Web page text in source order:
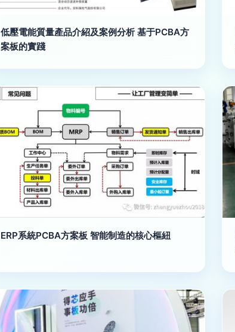
低壓電能質量產品介紹及案例分析 基于PCBA方
案板的實踐
ERP系統PCBA方案板 智能制造的核心樞紐